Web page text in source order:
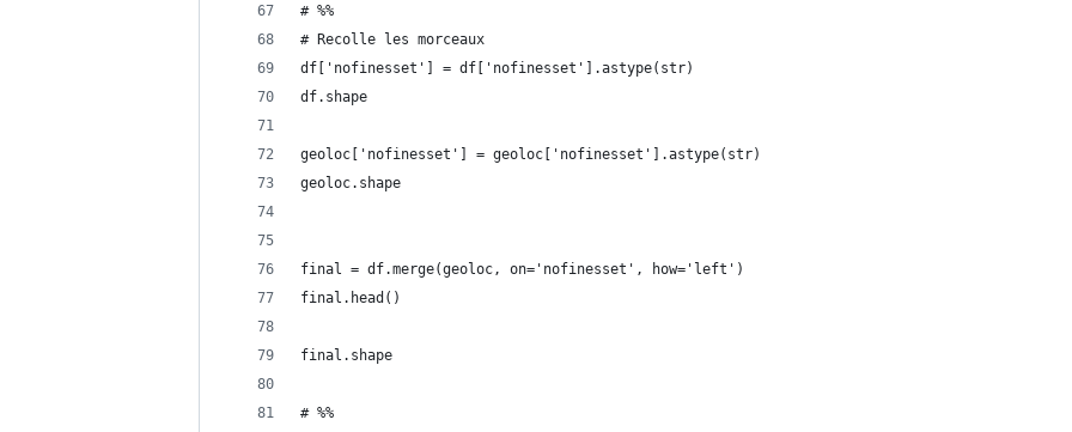
# %%
# Recolle les morceaux
df['nofinesset'] = df['nofinesset'].astype(str)
df.shape
geoloc['nofinesset'] = geoloc['nofinesset'].astype(str)
geoloc.shape
final = df.merge(geoloc, on='nofinesset', how='left')
final.head()
final.shape
# %%